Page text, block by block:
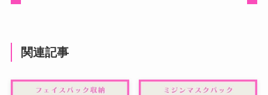
関連記事